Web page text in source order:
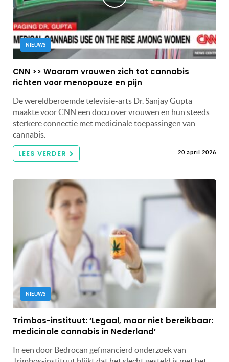
NIEUWS
CNN >> Waarom vrouwen zich tot cannabis
richten voor menopauze en pijn
De wereldberoemde televisie-arts Dr. Sanjay Gupta
maakte voor CNN een docu over vrouwen en hun steeds
sterkere connectie met medicinale toepassingen van
cannabis.
LEES VERDER 20 april 2026
NIEUWS
Trimbos-instituut: ‘Legaal, maar niet bereikbaar:
medicinale cannabis in Nederland’
In een door Bedrocan gefinancierd onderzoek van